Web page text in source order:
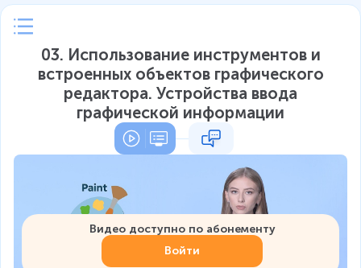
03. Использование инструментов и
встроенных объектов графического
редактора. Устройства ввода
графической информации
Видео доступно по абонементу
Войти